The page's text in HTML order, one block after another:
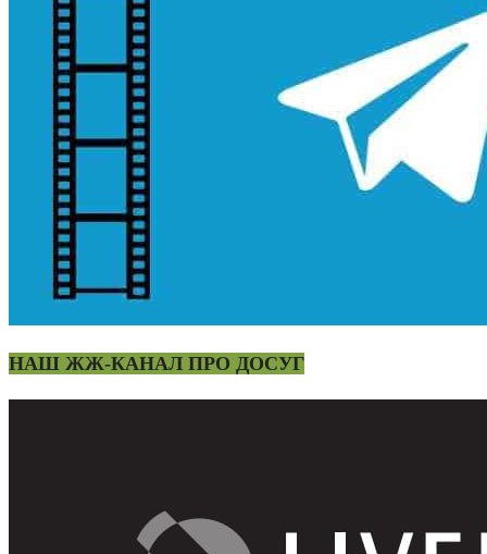
НАШ ЖЖ-КАНАЛ ПРО ДОСУГ